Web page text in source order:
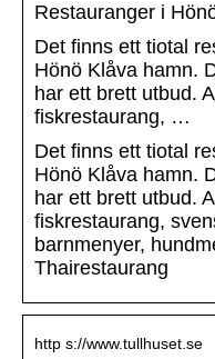
Restauranger i
Det finns ett tiotal
Hönö Klåva hamn.
har ett brett utbud.
fiskrestaurang, …
Det finns ett tiotal
Hönö Klåva hamn.
har ett brett utbud.
fiskrestaurang,
barnmenyer,
Thairestaurang
http s://www.tullhuset.se